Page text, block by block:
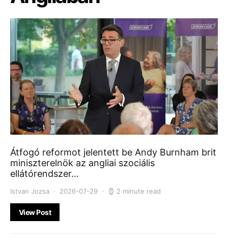
Átfogó reformot jelentett be Andy Burnham brit
miniszterelnök az angliai szociális
ellátórendszer…
Istvan Jozsa 2026-07-29 2 minute read
View Post